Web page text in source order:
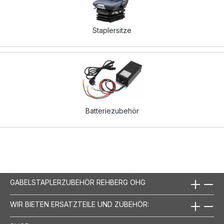
Staplersitze
Batteriezubehör
GABELSTAPLERZUBEHÖR REHBERG OHG
WIR BIETEN ERSATZTEILE UND ZUBEHÖR: